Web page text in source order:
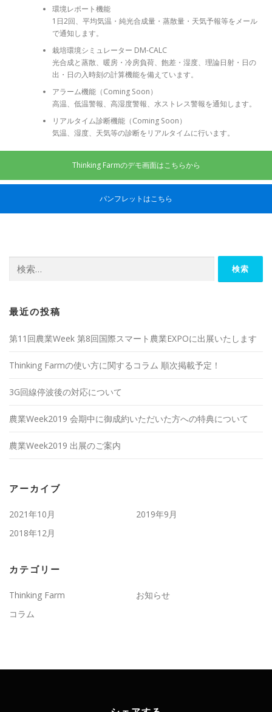
環境レポート機能
1日2回、平均気温・純光合成量・蒸散量・天気予報等をメール
で通知します。
栽培環境シミュレーター DM-CALC
光合成と蒸散、暖房・冷房負荷、飽差・湿度、理論日射・日の
出・日の入時刻の計算機能を備えています。
アラーム機能（Coming Soon）
高温、低温警報、高湿度警報、水ストレス警報を通知します。
リアルタイム診断機能（Coming Soon）
気温、湿度、天気等の診断をリアルタイムに行います。
Thinking Farmのデモ画面はこちらから
パンフレットはこちら
索:
最近の投稿
第11回農業Week 第8回国際スマート農業EXPOに出展いたします
Thinking Farmの使い方に関するコラム 順次掲載予定！
3G回線停波後の対応について
農業Week2019 会期中に御成約いただいた方への特典について
農業Week2019 出展のご案内
アーカイブ
2021年10月
2019年9月
2018年12月
カテゴリー
Thinking Farm
お知らせ
コラム